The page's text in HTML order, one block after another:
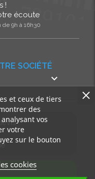
SOCIÉTÉ

!
écoute
9h à 16h30
et ceux de tiers
des
vos
votre
sur le bouton
cookies